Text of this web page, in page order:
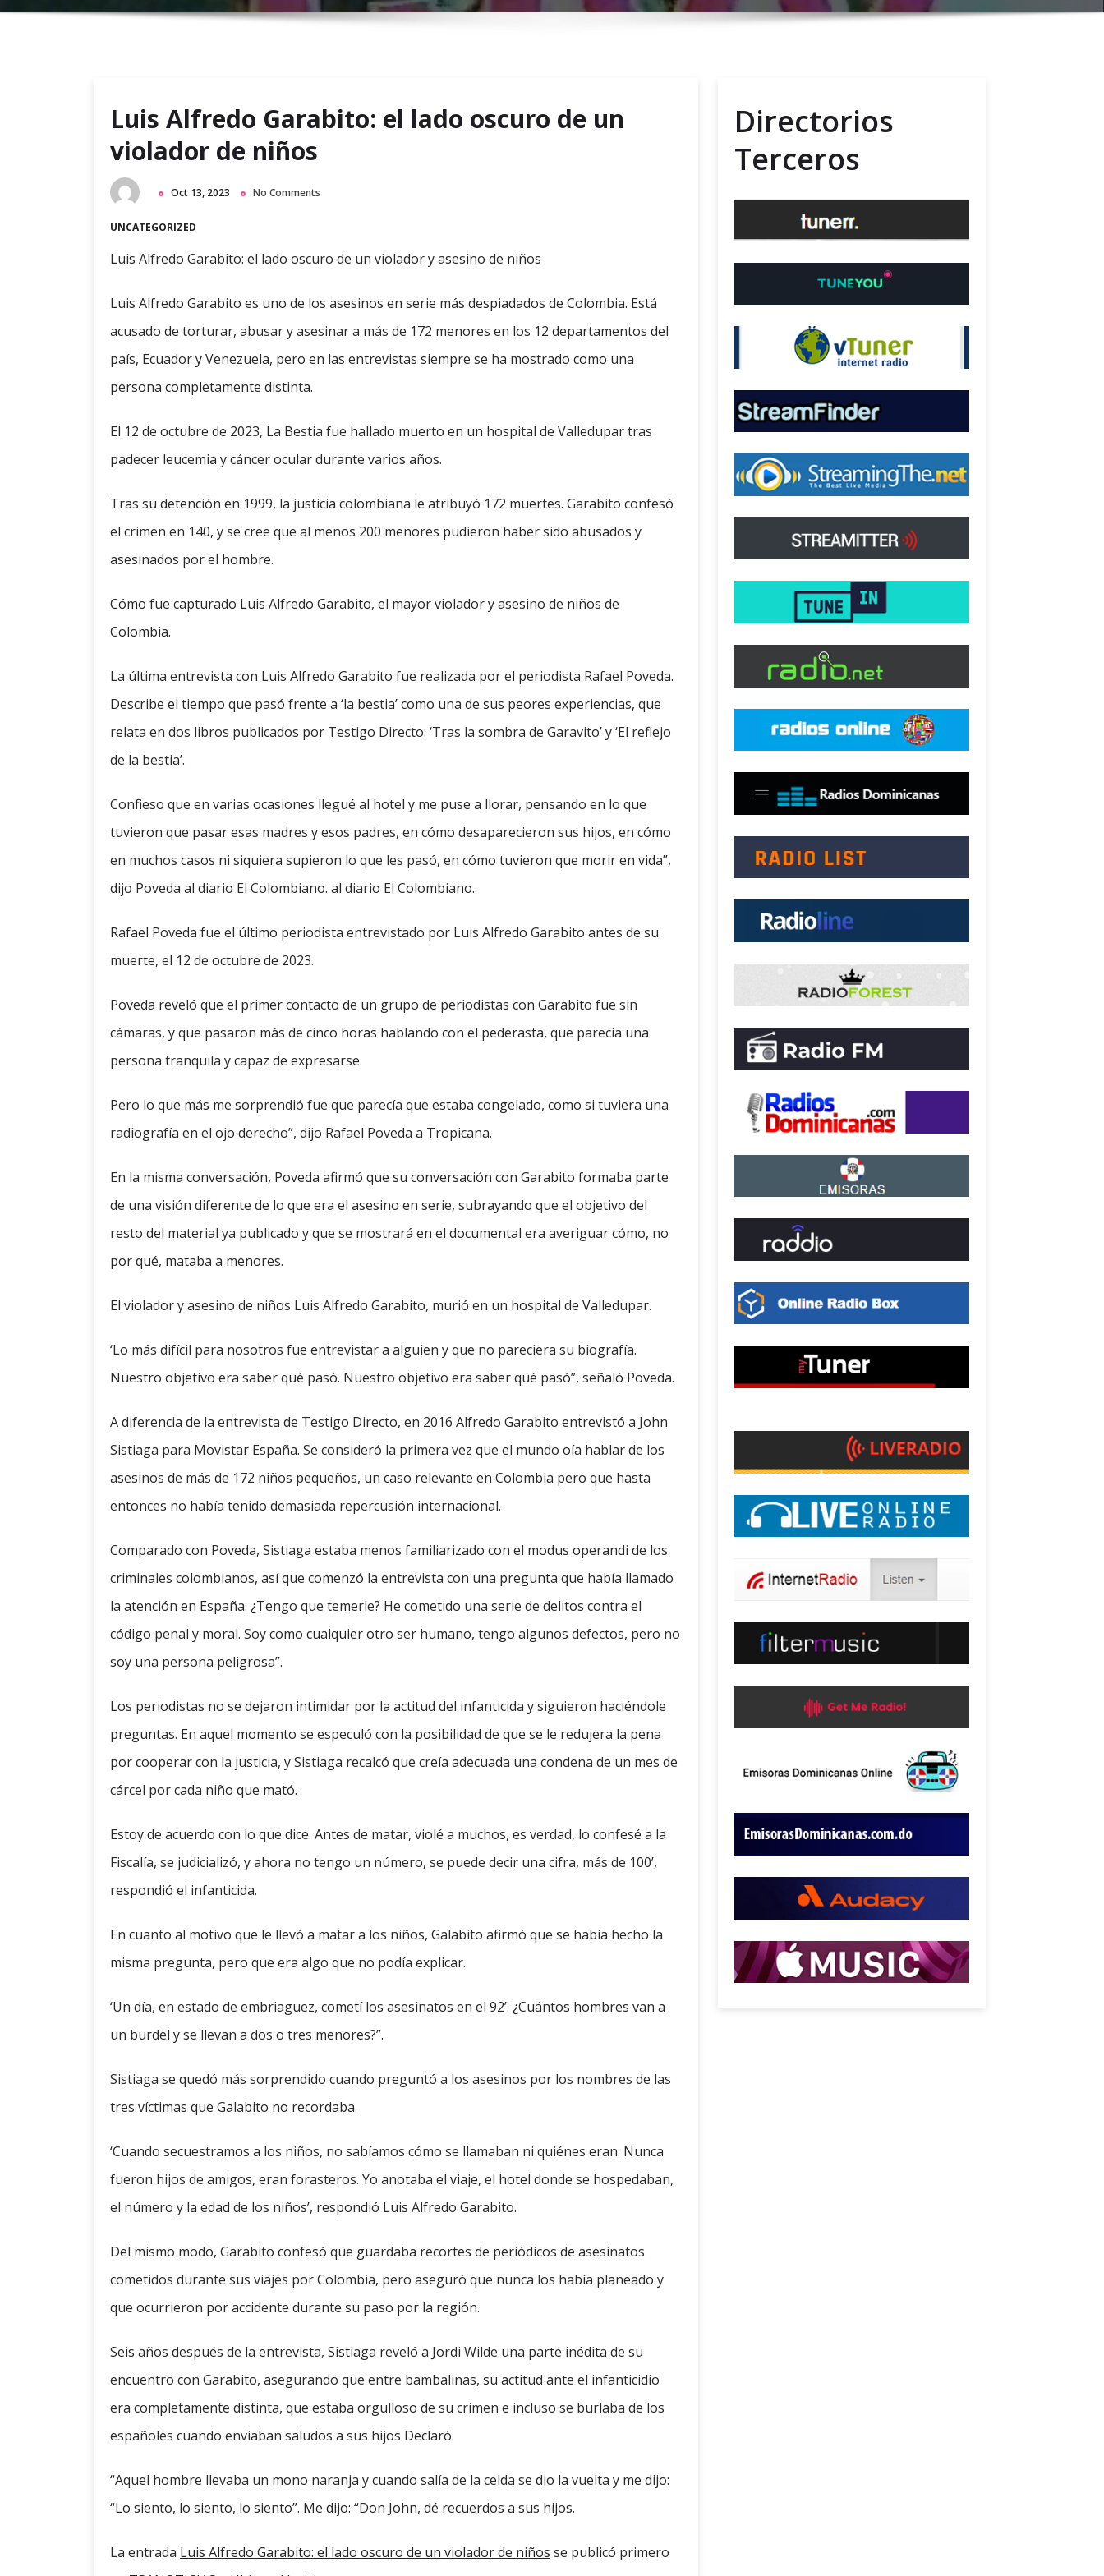
r
u
Luis Alfredo Garabito: el lado oscuro de un
violador de niños
Oct 13, 2023 No Comments
UNCATEGORIZED
Luis Alfredo Garabito: el lado oscuro de un violador y asesino de niños
Luis Alfredo Garabito es uno de los asesinos en serie más despiadados de Colombia. Está
acusado de torturar, abusar y asesinar a más de 172 menores en los 12 departamentos del
país, Ecuador y Venezuela, pero en las entrevistas siempre se ha mostrado como una
persona completamente distinta.
El 12 de octubre de 2023, La Bestia fue hallado muerto en un hospital de Valledupar tras
padecer leucemia y cáncer ocular durante varios años.
Tras su detención en 1999, la justicia colombiana le atribuyó 172 muertes. Garabito confesó
el crimen en 140, y se cree que al menos 200 menores pudieron haber sido abusados y
asesinados por el hombre.
Cómo fue capturado Luis Alfredo Garabito, el mayor violador y asesino de niños de
Colombia.
La última entrevista con Luis Alfredo Garabito fue realizada por el periodista Rafael Poveda.
Describe el tiempo que pasó frente a ‘la bestia’ como una de sus peores experiencias, que
relata en dos libros publicados por Testigo Directo: ‘Tras la sombra de Garavito’ y ‘El reflejo
de la bestia’.
Confieso que en varias ocasiones llegué al hotel y me puse a llorar, pensando en lo que
tuvieron que pasar esas madres y esos padres, en cómo desaparecieron sus hijos, en cómo
en muchos casos ni siquiera supieron lo que les pasó, en cómo tuvieron que morir en vida”,
dijo Poveda al diario El Colombiano. al diario El Colombiano.
Rafael Poveda fue el último periodista entrevistado por Luis Alfredo Garabito antes de su
muerte, el 12 de octubre de 2023.
Poveda reveló que el primer contacto de un grupo de periodistas con Garabito fue sin
cámaras, y que pasaron más de cinco horas hablando con el pederasta, que parecía una
persona tranquila y capaz de expresarse.
Pero lo que más me sorprendió fue que parecía que estaba congelado, como si tuviera una
radiografía en el ojo derecho”, dijo Rafael Poveda a Tropicana.
En la misma conversación, Poveda afirmó que su conversación con Garabito formaba parte
de una visión diferente de lo que era el asesino en serie, subrayando que el objetivo del
resto del material ya publicado y que se mostrará en el documental era averiguar cómo, no
por qué, mataba a menores.
El violador y asesino de niños Luis Alfredo Garabito, murió en un hospital de Valledupar.
‘Lo más difícil para nosotros fue entrevistar a alguien y que no pareciera su biografía.
Nuestro objetivo era saber qué pasó. Nuestro objetivo era saber qué pasó”, señaló Poveda.
A diferencia de la entrevista de Testigo Directo, en 2016 Alfredo Garabito entrevistó a John
Sistiaga para Movistar España. Se consideró la primera vez que el mundo oía hablar de los
asesinos de más de 172 niños pequeños, un caso relevante en Colombia pero que hasta
entonces no había tenido demasiada repercusión internacional.
Comparado con Poveda, Sistiaga estaba menos familiarizado con el modus operandi de los
criminales colombianos, así que comenzó la entrevista con una pregunta que había llamado
la atención en España. ¿Tengo que temerle? He cometido una serie de delitos contra el
código penal y moral. Soy como cualquier otro ser humano, tengo algunos defectos, pero no
soy una persona peligrosa”.
Los periodistas no se dejaron intimidar por la actitud del infanticida y siguieron haciéndole
preguntas. En aquel momento se especuló con la posibilidad de que se le redujera la pena
por cooperar con la justicia, y Sistiaga recalcó que creía adecuada una condena de un mes de
cárcel por cada niño que mató.
Estoy de acuerdo con lo que dice. Antes de matar, violé a muchos, es verdad, lo confesé a la
Fiscalía, se judicializó, y ahora no tengo un número, se puede decir una cifra, más de 100’,
respondió el infanticida.
En cuanto al motivo que le llevó a matar a los niños, Galabito afirmó que se había hecho la
misma pregunta, pero que era algo que no podía explicar.
‘Un día, en estado de embriaguez, cometí los asesinatos en el 92’. ¿Cuántos hombres van a
un burdel y se llevan a dos o tres menores?”.
Sistiaga se quedó más sorprendido cuando preguntó a los asesinos por los nombres de las
tres víctimas que Galabito no recordaba.
‘Cuando secuestramos a los niños, no sabíamos cómo se llamaban ni quiénes eran. Nunca
fueron hijos de amigos, eran forasteros. Yo anotaba el viaje, el hotel donde se hospedaban,
el número y la edad de los niños’, respondió Luis Alfredo Garabito.
Del mismo modo, Garabito confesó que guardaba recortes de periódicos de asesinatos
cometidos durante sus viajes por Colombia, pero aseguró que nunca los había planeado y
que ocurrieron por accidente durante su paso por la región.
Seis años después de la entrevista, Sistiaga reveló a Jordi Wilde una parte inédita de su
encuentro con Garabito, asegurando que entre bambalinas, su actitud ante el infanticidio
era completamente distinta, que estaba orgulloso de su crimen e incluso se burlaba de los
españoles cuando enviaban saludos a sus hijos Declaró.
“Aquel hombre llevaba un mono naranja y cuando salía de la celda se dio la vuelta y me dijo:
“Lo siento, lo siento, lo siento”. Me dijo: “Don John, dé recuerdos a sus hijos.
La entrada Luis Alfredo Garabito: el lado oscuro de un violador de niños se publicó primero
Directorios
Terceros